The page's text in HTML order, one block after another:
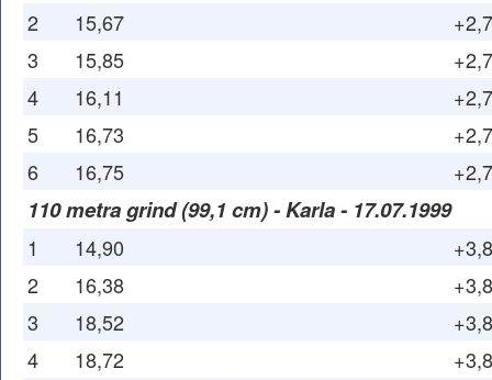
2
15,67
+2,7
3
15,85
+2,7
4
16,11
+2,7
5
16,73
+2,7
6
16,75 +2,7
110 metra grind (99,1 cm) - Karla - 17.07.1999
1 14,90
+3,8
2
16,38
+3,8
3
18,52
+3,8
4
18,72 +3,8